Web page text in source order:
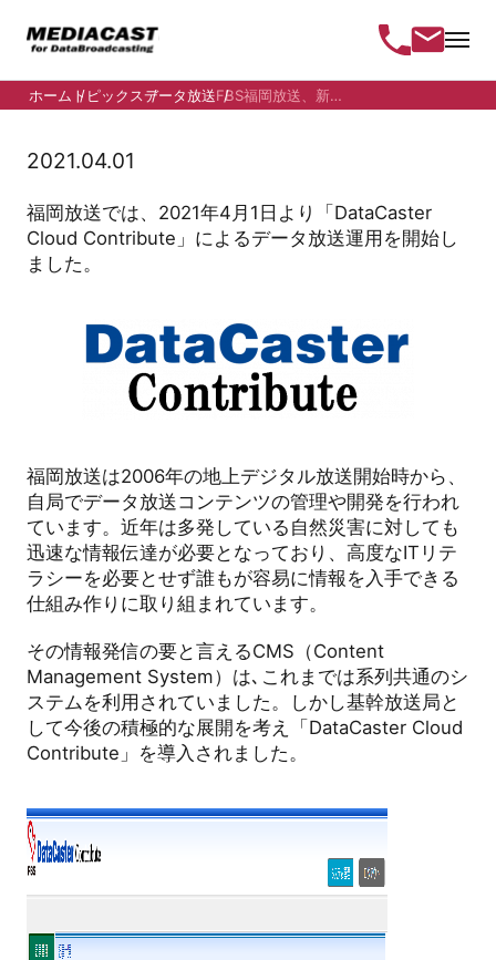
ホーム トピックスデータ放送 FBS福岡放送、新クラウド型CMS...
2021.04.01
福岡放送では、2021年4月1日より「DataCaster
Cloud Contribute」によるデータ放送運用を開始し
ました。
福岡放送は2006年の地上デジタル放送開始時から、
自局でデータ放送コンテンツの管理や開発を行われ
ています。近年は多発している自然災害に対しても
迅速な情報伝達が必要となっており、高度なITリテ
ラシーを必要とせず誰もが容易に情報を入手できる
仕組み作りに取り組まれています。
その情報発信の要と言えるCMS（Content
Management System）は､これまでは系列共通のシ
ステムを利用されていました。しかし基幹放送局と
して今後の積極的な展開を考え「DataCaster Cloud
Contribute」を導入されました。